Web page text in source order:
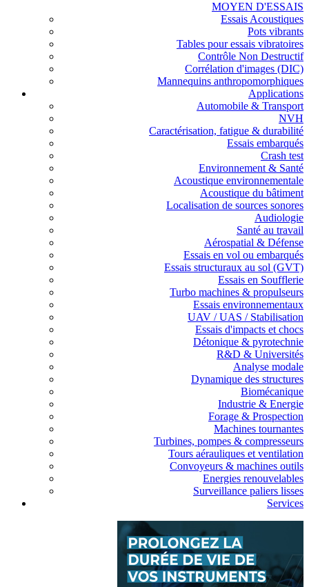
MOYEN D'ESSAIS
Essais Acoustiques
Pots vibrants
Tables pour essais vibratoires
Contrôle Non Destructif
Corrélation d'images (DIC)
Mannequins anthropomorphiques
Applications
Automobile & Transport
NVH
Caractérisation, fatigue & durabilité
Essais embarqués
Crash test
Environnement & Santé
Acoustique environnementale
Acoustique du bâtiment
Localisation de sources sonores
Audiologie
Santé au travail
Aérospatial & Défense
Essais en vol ou embarqués
Essais structuraux au sol (GVT)
Essais en Soufflerie
Turbo machines & propulseurs
Essais environnementaux
UAV / UAS / Stabilisation
Essais d'impacts et chocs
Détonique & pyrotechnie
R&D & Universités
Analyse modale
Dynamique des structures
Biomécanique
Industrie & Energie
Forage & Prospection
Machines tournantes
Turbines, pompes & compresseurs
Tours aérauliques et ventilation
Convoyeurs & machines outils
Energies renouvelables
Surveillance paliers lisses
Services